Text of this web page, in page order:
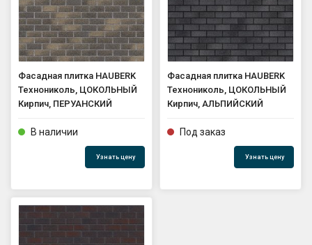
GPS координаты проезда к
складу:
53.85987990162563,27.420653302
90123
Фасадная плитка HAUBERK
Технониколь, ЦОКОЛЬНЫЙ
Кирпич, ПЕРУАНСКИЙ
В наличии
Узнать цену
Фасадная плитка HAUBERK
Технониколь, ЦОКОЛЬНЫЙ
Кирпич, АЛЬПИЙСКИЙ
Под заказ
Узнать цену